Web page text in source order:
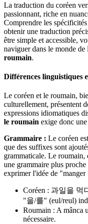
La traduction du coréen
passionnant, riche en
Comprendre les
obtenir une traduction
être simple et accessible,
naviguer dans le monde de
roumain.
Différences linguistiques
Le coréen et le roumain,
culturellement, présentent
expressions idiomatiques
le roumain exige donc
Grammaire : Le coréen
que des suffixes sont
grammaticale. Le roumain,
une grammaire plus
exprimer l'idée de
Coréen : 과일을 먹
"을/를" (eul/reul)
Roumain : A mânca
nécessaire.